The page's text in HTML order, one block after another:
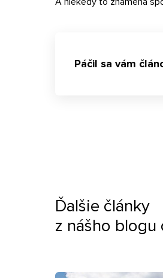
Páčil sa vám
Ďalšie články
z nášho blogu